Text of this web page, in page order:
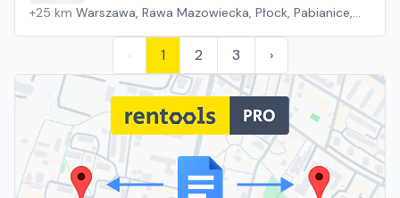
+25 km Warszawa, Rawa Mazowiecka, Płock, Pabianice,
Las, Wrocław, Gdańsk, Jawor, Zielona Góra, Szczecin
‹ 1 2 3 ›